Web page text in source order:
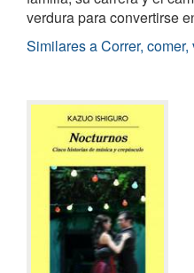
verdura para convertirse
Similares a Correr, comer,